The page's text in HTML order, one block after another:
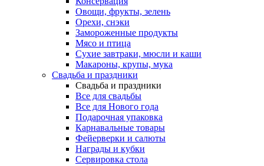
Овощи, фрукты, зелень
Орехи, снэки
Замороженные продукты
Мясо и птица
Сухие завтраки, мюсли и каши
Макароны, крупы, мука
Свадьба и праздники
Свадьба и праздники
Все для свадьбы
Все для Нового года
Подарочная упаковка
Карнавальные товары
Фейерверки и салюты
Награды и кубки
Cервировка стола